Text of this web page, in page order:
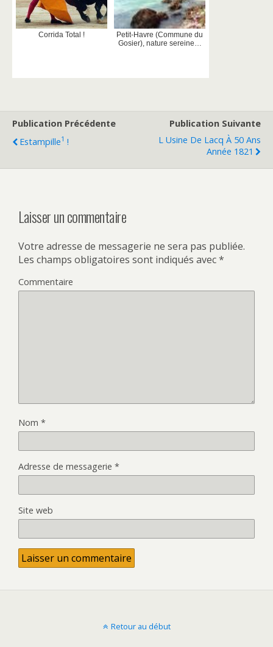
Corrida Total !
Petit-Havre (Commune du
Gosier), nature sereine…
Publication Précédente
Estampille1 !
Publication Suivante
L Usine De Lacq À 50 Ans
Année 1821
Laisser un commentaire
Votre adresse de messagerie ne sera pas publiée.
Les champs obligatoires sont indiqués avec*
Commentaire
Nom *
Adresse de messagerie *
Site web
Retour au début